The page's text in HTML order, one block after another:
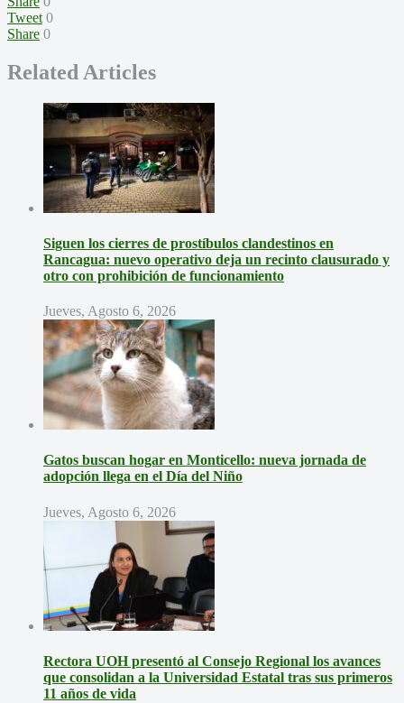
Tweet 0
Share 0
Related Articles
Siguen los cierres de prostíbulos clandestinos en
Rancagua: nuevo operativo deja un recinto clausurado y
otro con prohibición de funcionamiento
Jueves, Agosto 6, 2026
Gatos buscan hogar en Monticello: nueva jornada de
adopción llega en el Día del Niño
Jueves, Agosto 6, 2026
Rectora UOH presentó al Consejo Regional los avances
que consolidan a la Universidad Estatal tras sus primeros
11 años de vida